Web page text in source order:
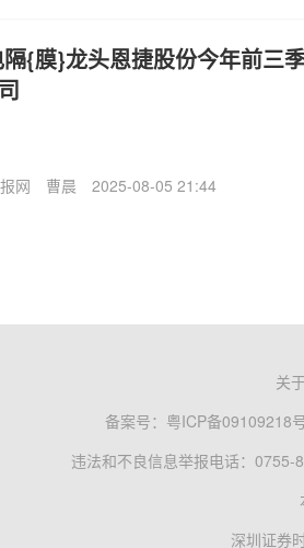
{膜}龙头恩捷股份今年前三
网 曹晨 2025-08-05 21:44
关
备案号： 粤ICP备09109218
违法和不良信息举报电话：0755-
深圳证券